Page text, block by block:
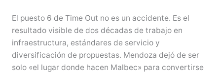
El puesto 6 de Time Out no es un accidente. Es el
resultado visible de dos décadas de trabajo en
infraestructura, estándares de servicio y
diversificación de propuestas. Mendoza dejó de ser
solo «el lugar donde hacen Malbec» para convertirse